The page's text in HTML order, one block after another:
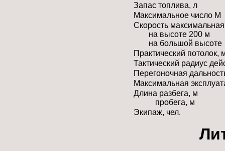
Запас топлива, л
Максимальное число М
Скорость
на высоте 200 м
на большой высоте
Практический потолок,
Тактический радиус
Перегоночная
Максимальная
Длина разбега, м
пробега, м
Экипаж, чел.